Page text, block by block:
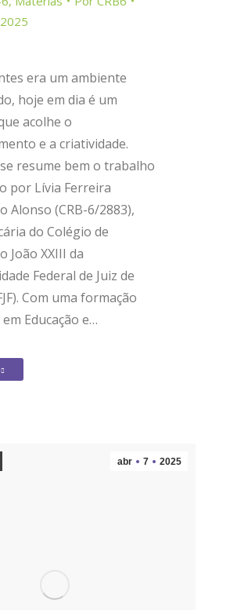
era um ambiente
hoje em dia é um
acolhe o
e a criatividade.
resume bem o trabalho
por Lívia Ferreira
Alonso (CRB-6/2883),
do Colégio de
João XXIII da
Federal de Juiz de
Com uma formação
Educação e…
abr 7 2025